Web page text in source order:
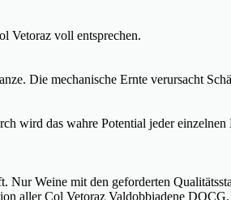
Vetoraz voll entsprechen.
Die mechanische Ernte verursacht
wird das wahre Potential jeder
Weine mit den geforderten
aller Col Vetoraz Valdobbiadene DOCG.